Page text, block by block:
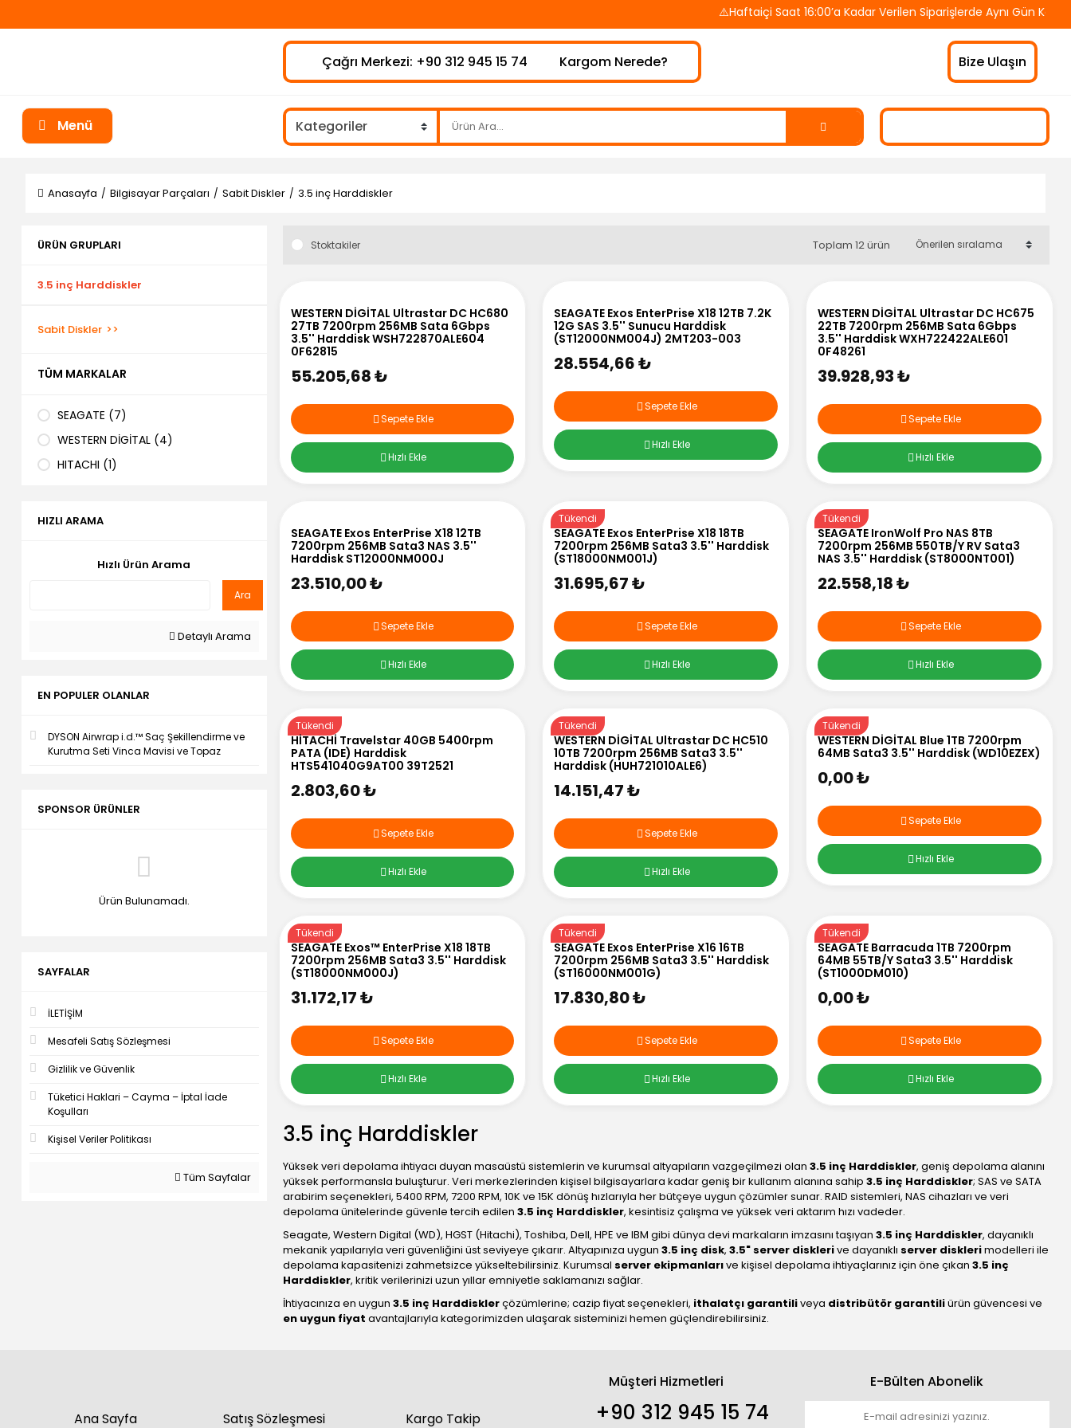
⚠️Haftaiçi Saat 16:00’a Kadar Verilen Siparişlerde Aynı Gün
Çağrı Merkezi: +90 312 945 15 74 Kargom Nerede? Bize Ulaşın
Menü
Anasayfa Bilgisayar Parçaları Sabit Diskler 3.5 inç Harddiskler
ÜRÜN GRUPLARI
3.5 inç Harddiskler
Sabit Diskler
TÜM MARKALAR
SEAGATE (7)
WESTERN DİGİTAL (4)
HITACHI (1)
HIZLI ARAMA
Hızlı Ürün Arama
Ara
Detaylı Arama
EN POPULER OLANLAR
DYSON Airwrap i.d.™ Saç Şekillendirme ve
Kurutma Seti Vinca Mavisi ve Topaz
SPONSOR ÜRÜNLER
Ürün Bulunamadı.
SAYFALAR
İLETİŞİM
Mesafeli Satış Sözleşmesi
Gizlilik ve Güvenlik
Tüketici Haklari – Cayma – İptal İade
Koşulları
Kişisel Veriler Politikası
Tüm Sayfalar
Stoktakiler Toplam 12 ürün
WESTERN DİGİTAL Ultrastar DC HC680
27TB 7200rpm 256MB Sata 6Gbps
3.5'' Harddisk WSH722870ALE604
0F62815
55.205,68 ₺
Sepete Ekle
Hızlı Ekle
SEAGATE Exos EnterPrise X18 12TB 7.2K
12G SAS 3.5'' Sunucu Harddisk
(ST12000NM004J) 2MT203-003
28.554,66 ₺
Sepete Ekle
Hızlı Ekle
WESTERN DİGİTAL Ultrastar DC HC675
22TB 7200rpm 256MB Sata 6Gbps
3.5'' Harddisk WXH722422ALE601
0F48261
39.928,93 ₺
Sepete Ekle
Hızlı Ekle
SEAGATE Exos EnterPrise X18 12TB
7200rpm 256MB Sata3 NAS 3.5''
Harddisk ST12000NM000J
23.510,00 ₺
Sepete Ekle
Hızlı Ekle
Tükendi
SEAGATE Exos EnterPrise X18 18TB
7200rpm 256MB Sata3 3.5'' Harddisk
(ST18000NM001J)
31.695,67 ₺
Sepete Ekle
Hızlı Ekle
Tükendi
SEAGATE IronWolf Pro NAS 8TB
7200rpm 256MB 550TB/Y RV Sata3
NAS 3.5'' Harddisk (ST8000NT001)
22.558,18 ₺
Sepete Ekle
Hızlı Ekle
Tükendi
HİTACHİ Travelstar 40GB 5400rpm
PATA (IDE) Harddisk
HTS541040G9AT00 39T2521
2.803,60 ₺
Sepete Ekle
Hızlı Ekle
Tükendi
WESTERN DİGİTAL Ultrastar DC HC510
10TB 7200rpm 256MB Sata3 3.5''
Harddisk (HUH721010ALE6)
14.151,47 ₺
Sepete Ekle
Hızlı Ekle
Tükendi
WESTERN DİGİTAL Blue 1TB 7200rpm
64MB Sata3 3.5'' Harddisk (WD10EZEX)
0,00 ₺
Sepete Ekle
Hızlı Ekle
Tükendi
SEAGATE Exos™ EnterPrise X18 18TB
7200rpm 256MB Sata3 3.5'' Harddisk
(ST18000NM000J)
31.172,17 ₺
Sepete Ekle
Hızlı Ekle
Tükendi
SEAGATE Exos EnterPrise X16 16TB
7200rpm 256MB Sata3 3.5'' Harddisk
(ST16000NM001G)
17.830,80 ₺
Sepete Ekle
Hızlı Ekle
Tükendi
SEAGATE Barracuda 1TB 7200rpm
64MB 55TB/Y Sata3 3.5'' Harddisk
(ST1000DM010)
0,00 ₺
Sepete Ekle
Hızlı Ekle
3.5 inç Harddiskler
Yüksek veri depolama ihtiyacı duyan masaüstü sistemlerin ve kurumsal altyapıların vazgeçilmezi olan 3.5 inç Harddiskler, geniş depolama alanını
yüksek performansla buluşturur. Veri merkezlerinden kişisel bilgisayarlara kadar geniş bir kullanım alanına sahip 3.5 inç Harddiskler; SAS ve SATA
arabirim seçenekleri, 5400 RPM, 7200 RPM, 10K ve 15K dönüş hızlarıyla her bütçeye uygun çözümler sunar. RAID sistemleri, NAS cihazları ve veri
depolama ünitelerinde güvenle tercih edilen 3.5 inç Harddiskler, kesintisiz çalışma ve yüksek veri aktarım hızı vadeder.
Seagate, Western Digital (WD), HGST (Hitachi), Toshiba, Dell, HPE ve IBM gibi dünya devi markaların imzasını taşıyan 3.5 inç Harddiskler, dayanıklı
mekanik yapılarıyla veri güvenliğini üst seviyeye çıkarır. Altyapınıza uygun 3.5 inç disk, 3.5" server disklerive dayanıklı server disklerimodelleri ile
depolama kapasitenizi zahmetsizce yükseltebilirsiniz. Kurumsal server ekipmanlarıve kişisel depolama ihtiyaçlarınız için öne çıkan 3.5 inç
Harddiskler, kritik verilerinizi uzun yıllar emniyetle saklamanızı sağlar.
İhtiyacınıza en uygun 3.5 inç Harddisklerçözümlerine; cazip fiyat seçenekleri, ithalatçı garantiliveya distribütör garantiliürün güvencesi ve
en uygun fiyat avantajlarıyla kategorimizden ulaşarak sisteminizi hemen güçlendirebilirsiniz.
Ana Sayfa Satış Sözleşmesi Kargo Takip
Müşteri Hizmetleri
+90 312 945 15 74
E-Bülten Abonelik